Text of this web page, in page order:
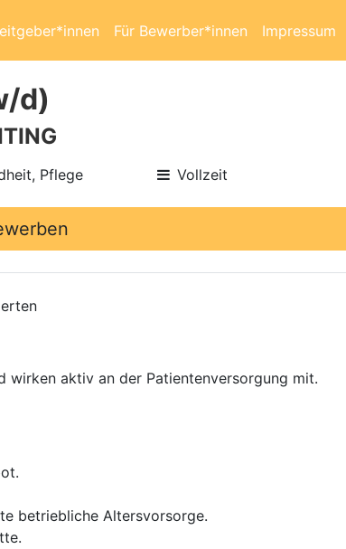
Für Bewerber*innen Impressum
d)
Pflege Vollzeit
wirken aktiv an der Patientenversorgung mit.
betriebliche Altersvorsorge.